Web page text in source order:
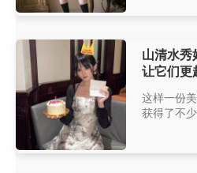
山清水秀
让它们更
这样一份
获得了不